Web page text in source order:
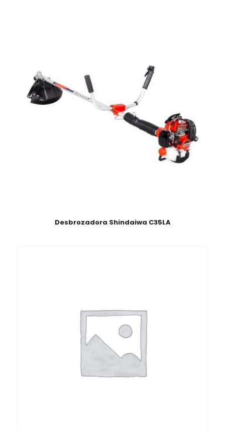
Desbrozadora Shindaiwa C35LA